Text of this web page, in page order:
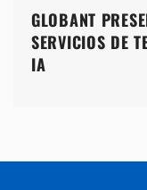
GLOBANT
SERVICIOS DE
IA